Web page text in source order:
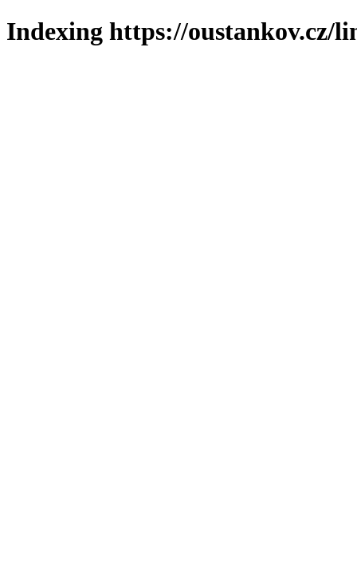
Indexing https://oustankov.cz/